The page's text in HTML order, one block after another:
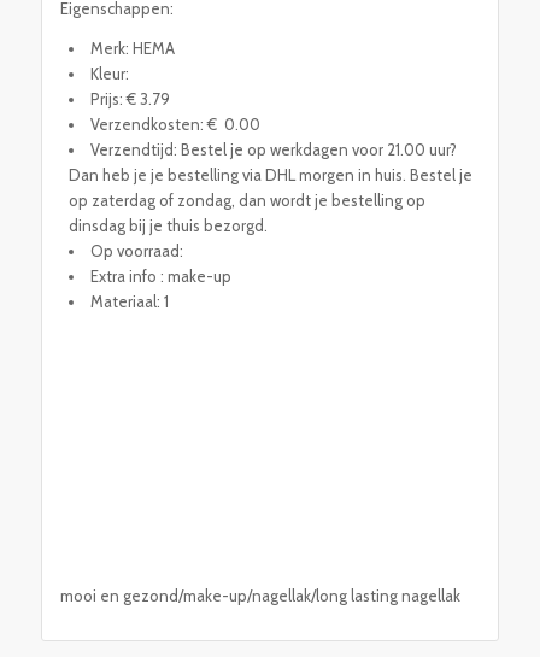
Eigenschappen:
Merk: HEMA
Kleur:
Prijs: € 3.79
Verzendkosten: € 0.00
Verzendtijd: Bestel je op werkdagen voor 21.00 uur?
Dan heb je je bestelling via DHL morgen in huis. Bestel je
op zaterdag of zondag, dan wordt je bestelling op
dinsdag bij je thuis bezorgd.
Op voorraad:
Extra info : make-up
Materiaal: 1
mooi en gezond/make-up/nagellak/long lasting nagellak